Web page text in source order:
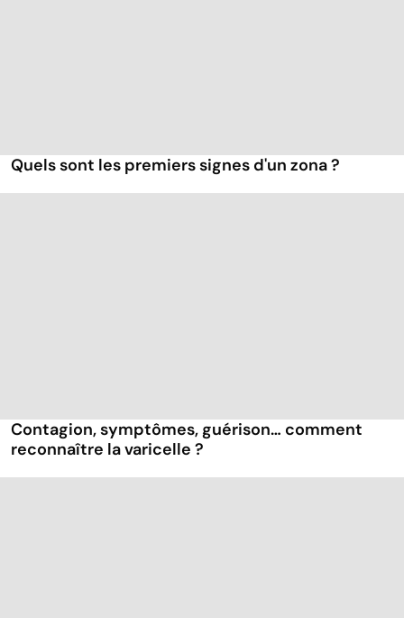
Quels sont les premiers signes d'un zona ?
Contagion, symptômes, guérison… comment
reconnaître la varicelle ?